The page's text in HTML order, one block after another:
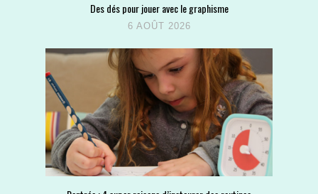
Des dés pour jouer avec le graphisme
6 AOÛT 2026